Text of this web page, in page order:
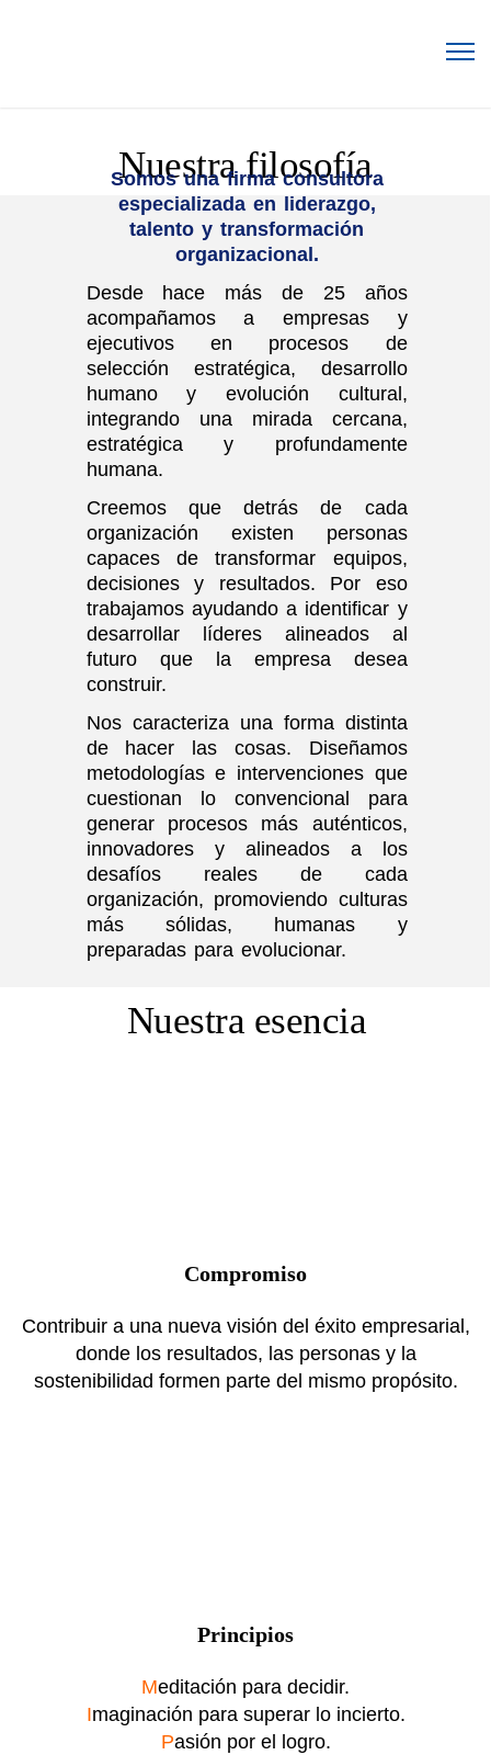
Nuestra filosofía
Somos una firma consultora
especializada en liderazgo,
talento y transformación
organizacional.
Desde hace más de 25 años
acompañamos a empresas y
ejecutivos en procesos de
selección estratégica, desarrollo
humano y evolución cultural,
integrando una mirada cercana,
estratégica y profundamente
humana.
Creemos que detrás de cada
organización existen personas
capaces de transformar equipos,
decisiones y resultados. Por eso
trabajamos ayudando a identificar y
desarrollar líderes alineados al
futuro que la empresa desea
construir.
Nos caracteriza una forma distinta
de hacer las cosas. Diseñamos
metodologías e intervenciones que
cuestionan lo convencional para
generar procesos más auténticos,
innovadores y alineados a los
desafíos reales de cada
organización, promoviendo culturas
más sólidas, humanas y
preparadas para evolucionar.
Nuestra esencia
Compromiso
Contribuir a una nueva visión del éxito empresarial,
donde los resultados, las personas y la
sostenibilidad formen parte del mismo propósito.
Principios
Meditación para decidir.
Imaginación para superar lo incierto.
Pasión por el logro.